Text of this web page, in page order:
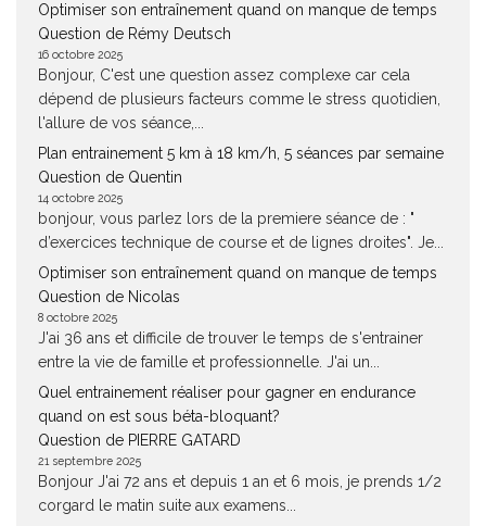
Optimiser son entraînement quand on manque de temps
Question de Rémy Deutsch
16 octobre 2025
Bonjour, C'est une question assez complexe car cela
dépend de plusieurs facteurs comme le stress quotidien,
l'allure de vos séance,...
Plan entrainement 5 km à 18 km/h, 5 séances par semaine
Question de Quentin
14 octobre 2025
bonjour, vous parlez lors de la premiere séance de : "
d’exercices technique de course et de lignes droites". Je...
Optimiser son entraînement quand on manque de temps
Question de Nicolas
8 octobre 2025
J'ai 36 ans et difficile de trouver le temps de s'entrainer
entre la vie de famille et professionnelle. J'ai un...
Quel entrainement réaliser pour gagner en endurance
quand on est sous béta-bloquant?
Question de PIERRE GATARD
21 septembre 2025
Bonjour J'ai 72 ans et depuis 1 an et 6 mois, je prends 1/2
corgard le matin suite aux examens...